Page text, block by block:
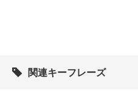
関連キーフレーズ